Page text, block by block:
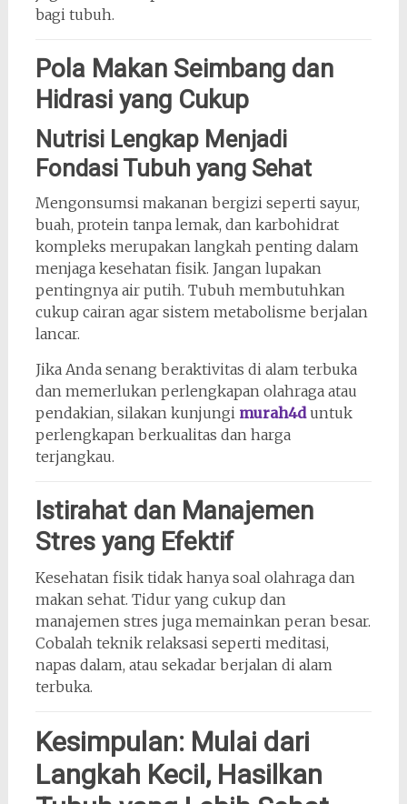
bagi tubuh.
Pola Makan Seimbang dan
Hidrasi yang Cukup
Nutrisi Lengkap Menjadi
Fondasi Tubuh yang Sehat
Mengonsumsi makanan bergizi seperti sayur,
buah, protein tanpa lemak, dan karbohidrat
kompleks merupakan langkah penting dalam
menjaga kesehatan fisik. Jangan lupakan
pentingnya air putih. Tubuh membutuhkan
cukup cairan agar sistem metabolisme berjalan
lancar.
Jika Anda senang beraktivitas di alam terbuka
dan memerlukan perlengkapan olahraga atau
pendakian, silakan kunjungi murah4duntuk
perlengkapan berkualitas dan harga
terjangkau.
Istirahat dan Manajemen
Stres yang Efektif
Kesehatan fisik tidak hanya soal olahraga dan
makan sehat. Tidur yang cukup dan
manajemen stres juga memainkan peran besar.
Cobalah teknik relaksasi seperti meditasi,
napas dalam, atau sekadar berjalan di alam
terbuka.
Kesimpulan: Mulai dari
Langkah Kecil, Hasilkan